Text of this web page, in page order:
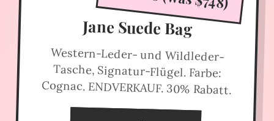
Jane Suede Bag
Western-Leder- und Wildleder-
Tasche, Signatur-Flügel. Farbe:
Cognac. ENDVERKAUF. 30% Rabatt.